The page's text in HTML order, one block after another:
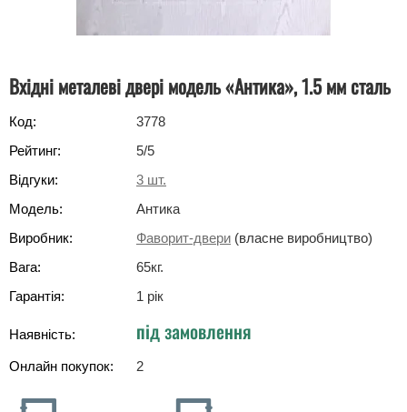
Вхідні металеві двері модель «Антика», 1.5 мм сталь
Код:
3778
Рейтинг:
5/5
Відгуки:
3 шт.
Модель:
Антика
Виробник:
Фаворит-двери (власне виробництво)
Вага:
65кг.
Гарантія:
1 рік
Наявність: під замовлення
Онлайн покупок: 2